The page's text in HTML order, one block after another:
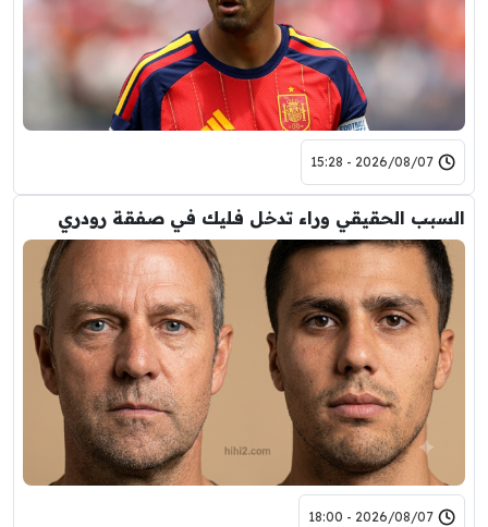
2026/08/07 - 15:28
السبب الحقيقي وراء تدخل فليك في صفقة رودري
2026/08/07 - 18:00